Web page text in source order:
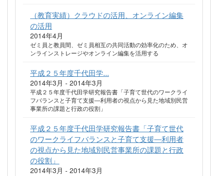
（教育実績）クラウドの活用、オンライン編集
の活用
2014年4月
ゼミ員と教員間、ゼミ員相互の共同活動の効率化のため、オ
ンラインストレージやオンライン編集を活用する
平成２５年度千代田学...
2014年3月 - 2014年3月
平成２５年度千代田学研究報告書「子育て世代のワークライ
フバランスと子育て支援―利用者の視点から見た地域別民営
事業所の課題と行政の役割」
平成２５年度千代田学研究報告書「子育て世代
のワークライフバランスと子育て支援―利用者
の視点から見た地域別民営事業所の課題と行政
の役割」
2014年3月 - 2014年3月